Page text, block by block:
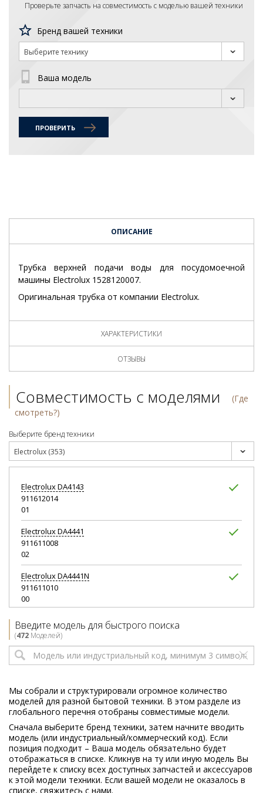
Проверьте запчасть на совместимость с моделью вашей техники
Бренд вашей техники
Выберите технику
Ваша модель
ПРОВЕРИТЬ
ОПИСАНИЕ
Трубка верхней подачи воды для посудомоечной
машины Electrolux 1528120007.
Оригинальная трубка от компании Electrolux.
ХАРАКТЕРИСТИКИ
ОТЗЫВЫ
Совместимость с моделями
(Где
смотреть?)
Выберите бренд техники
Electrolux (353)
ElectroluxDA4143
911612014
01
ElectroluxDA4441
911611008
02
ElectroluxDA4441N
911611010
00
911611009
02
ElectroluxDES101
01
ElectroluxESF4101
911611002
03
ElectroluxESF4110
911645001
01
Введите модель для быстрого поиска
(472 Моделей)
Мы собрали и структурировали огромное количество
моделей для разной бытовой техники. В этом разделе из
глобального перечня отобраны совместимые модели.
Сначала выберите бренд техники, затем начните вводить
модель (или индустриальный/коммерческий код). Если
позиция подходит – Ваша модель обязательно будет
отображаться в списке. Кликнув на ту или иную модель Вы
перейдете к списку всех доступных запчастей и аксессуаров
к этой модели техники. Если вашей модели не оказалось в
списке, свяжитесь с нами.